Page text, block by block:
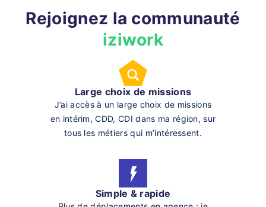
Rejoignez la communauté
iziwork
Large choix de missions
J’ai accès à un large choix de missions
en intérim, CDD, CDI dans ma région, sur
tous les métiers qui m’intéressent.
Simple & rapide